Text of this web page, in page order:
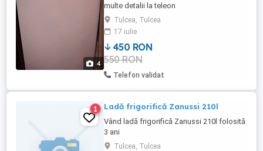
4
multe detalii la teleon
Tulcea, Tulcea
17 iulie
450 RON
550 RON
Telefon validat
1 Ladă frigorifică Zanussi 210l
Vând ladă frigorifică Zanussi 210l folosită
3 ani
Tulcea, Tulcea